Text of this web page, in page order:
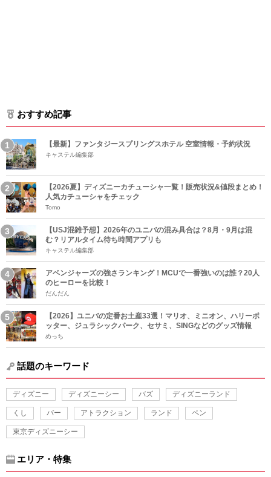
おすすめ記事
【最新】ファンタジースプリングスホテル 空室情報・予約状況
キャステル編集部
【2026夏】ディズニーカチューシャ一覧！販売状況&値段まとめ！
人気カチューシャをチェック
Tomo
【USJ混雑予想】2026年のユニバの混み具合は？8月・9月は混
む？リアルタイム待ち時間アプリも
キャステル編集部
アベンジャーズの強さランキング！MCUで一番強いのは誰？20人
のヒーローを比較！
だんだん
【2026】ユニバの定番お土産33選！マリオ、ミニオン、ハリーポ
ッター、ジュラシックパーク、セサミ、SINGなどのグッズ情報
めっち
話題のキーワード
ディズニー ディズニーシー バズ ディズニーランド
くし バー アトラクション ランド ペン
東京ディズニーシー
エリア・特集